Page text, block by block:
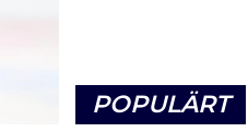
POPULÄRT